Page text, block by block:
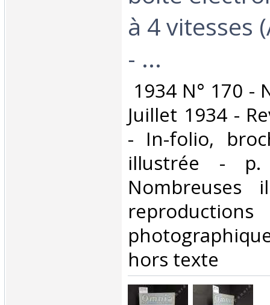
à 4 vitesses
- ...‎
1934 N° 170 -
Juillet 1934 -
- In-folio,
illustrée -
Nombreuses
reproductions
hors texte‎